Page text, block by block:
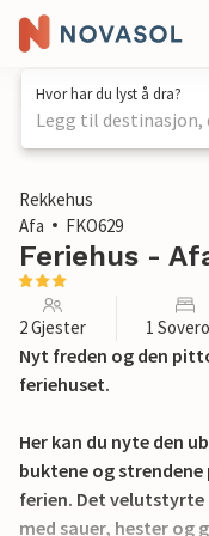
Hvor har du lyst å dra?
Legg til
1 / 21
Rekkehus
Afa
FKO629
Feriehus -
2 Gjester 1
Nyt freden og den
feriehuset.
Her kan du nyte den
buktene og
ferien. Det velutstyrte
med sauer, hester og